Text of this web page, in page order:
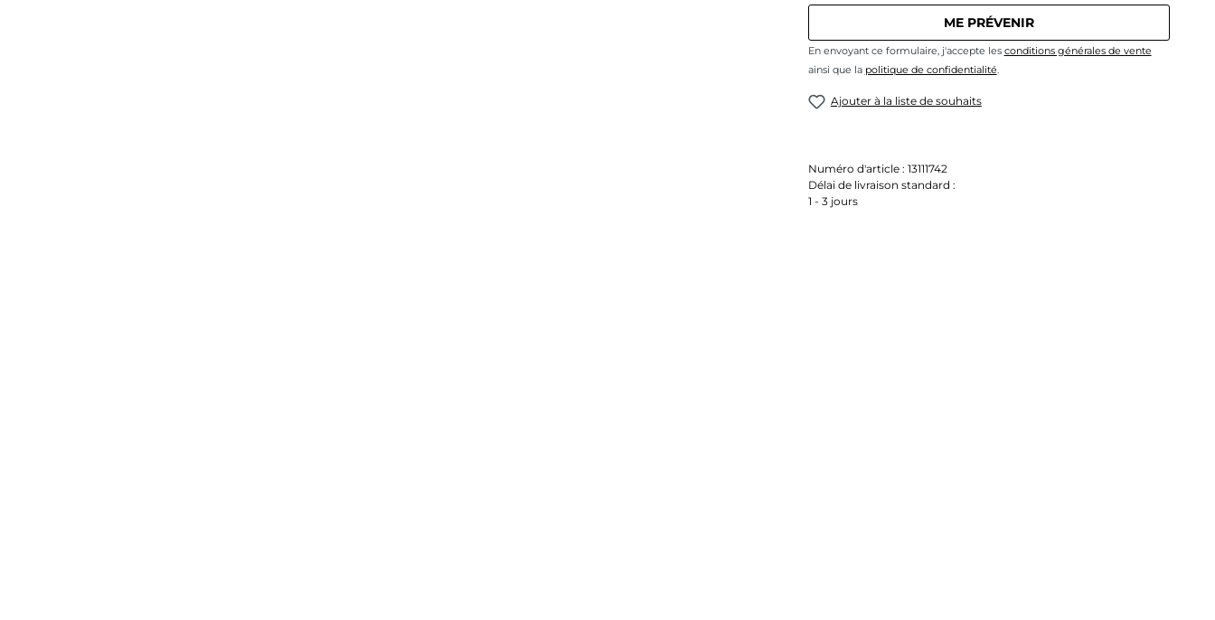
ME PRÉVENIR
En envoyant ce formulaire, j'accepte les conditions générales de vente
ainsi que la politique de confidentialité.
Ajouter à la liste de souhaits
Numéro d'article : 13111742
Délai de livraison standard :
1 - 3 jours